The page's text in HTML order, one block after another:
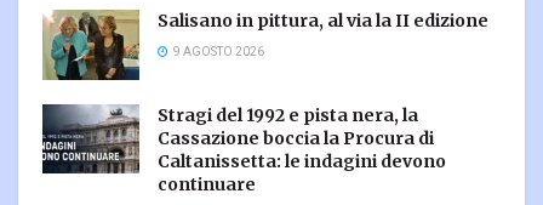
Salisano in pittura, al via la II edizione
9 AGOSTO 2026
Stragi del 1992 e pista nera, la
Cassazione boccia la Procura di
Caltanissetta: le indagini devono
continuare